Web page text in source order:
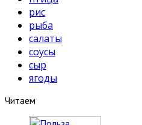
рис
рыба
салаты
соусы
сыр
ягоды
Читаем